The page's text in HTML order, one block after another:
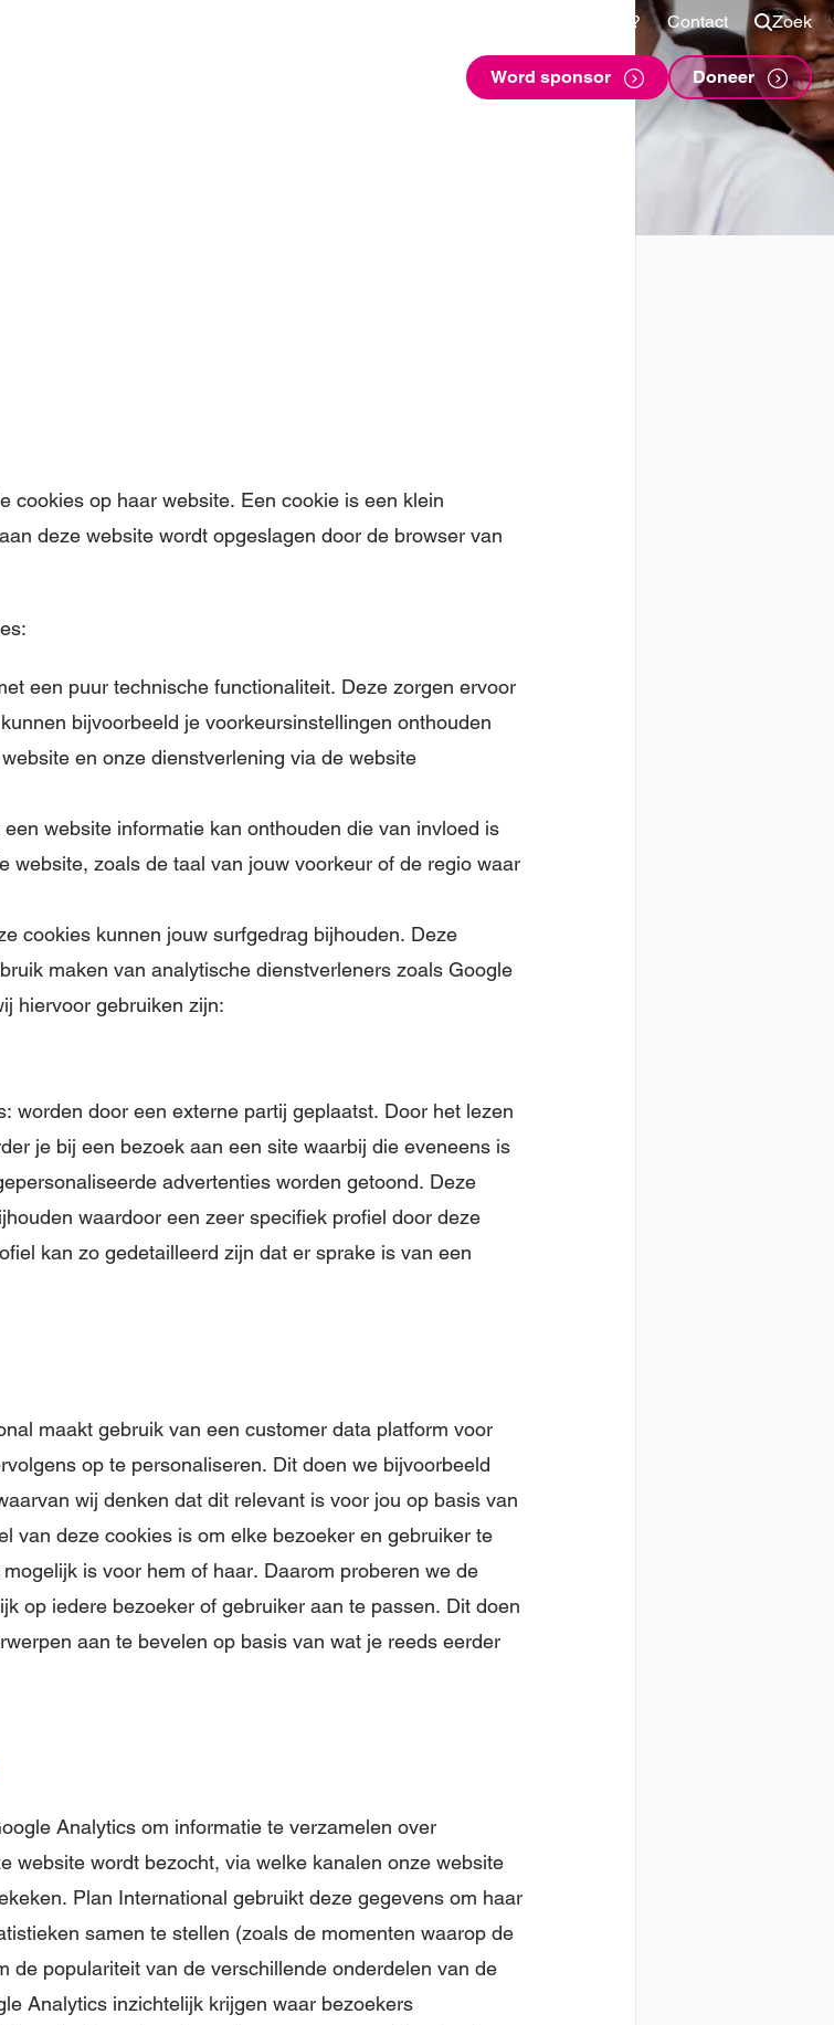
Vragen? Contact Zoek
Word sponsor Doneer
cookies op haar website. Een cookie is een klein
deze website wordt opgeslagen door de browser van
een puur technische functionaliteit. Deze zorgen ervoor
bijvoorbeeld je voorkeursinstellingen onthouden
en onze dienstverlening via de website
website informatie kan onthouden die van invloed is
website, zoals de taal van jouw voorkeur of de regio waar
cookies kunnen jouw surfgedrag bijhouden. Deze
maken van analytische dienstverleners zoals Google
hiervoor gebruiken zijn:
worden door een externe partij geplaatst. Door het lezen
je bij een bezoek aan een site waarbij die eveneens is
advertenties worden getoond. Deze
waardoor een zeer specifiek profiel door deze
kan zo gedetailleerd zijn dat er sprake is van een
maakt gebruik van een customer data platform voor
op te personaliseren. Dit doen we bijvoorbeeld
wij denken dat dit relevant is voor jou op basis van
van deze cookies is om elke bezoeker en gebruiker te
is voor hem of haar. Daarom proberen we de
op iedere bezoeker of gebruiker aan te passen. Dit doen
aan te bevelen op basis van wat je reeds eerder
Analytics om informatie te verzamelen over
website wordt bezocht, via welke kanalen onze website
Plan International gebruikt deze gegevens om haar
samen te stellen (zoals de momenten waarop de
de populariteit van de verschillende onderdelen van de
Analytics inzichtelijk krijgen waar bezoekers